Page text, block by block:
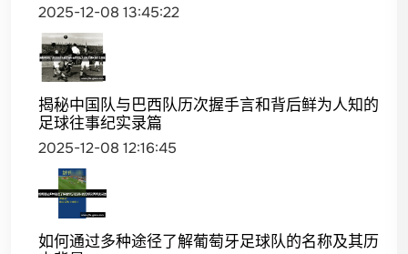
2025-12-08 13:45:22
揭秘中国队与巴西队历次握手言和背后鲜为人知的
足球往事纪实录篇
2025-12-08 12:16:45
如何通过多种途径了解葡萄牙足球队的名称及其历